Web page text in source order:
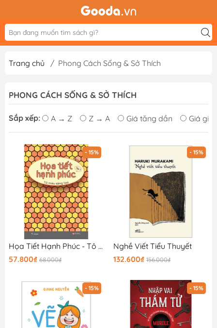
Trang chủ / Phong Cách Sống & Sở Thích
PHONG CÁCH SỐNG & SỞ THÍCH
Sắp xếp: A → Z Z → A Giá tăng dần Giá
- 15%
Họa Tiết Hạnh Phúc - Tô Màu Sáng Tạo - Tập 1
57.800₫ 68.000₫
- 15%
Nghề Viết Tiểu Thuyết
132.600₫ 156.000₫
- 15% - 15%